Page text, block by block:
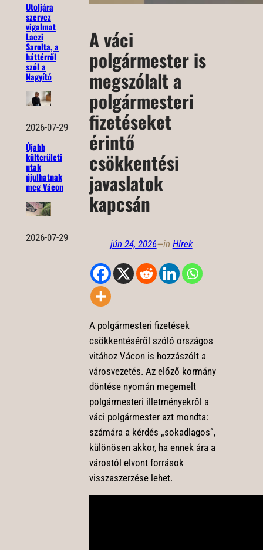
Utoljára
szervez
vigalmat
Laczi
Sarolta, a
háttérről
szól a
Nagyító
2026-07-29
Újabb
külterületi
utak
újulhatnak
meg Vácon
2026-07-29
A váci
polgármester is
megszólalt a
polgármesteri
fizetéseket
érintő
csökkentési
javaslatok
kapcsán
jún 24, 2026—in Hírek
A polgármesteri fizetések
csökkentéséről szóló országos
vitához Vácon is hozzászólt a
városvezetés. Az előző kormány
döntése nyomán megemelt
polgármesteri illetményekről a
váci polgármester azt mondta:
számára a kérdés „sokadlagos”,
különösen akkor, ha ennek ára a
várostól elvont források
visszaszerzése lehet.